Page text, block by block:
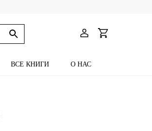
ВСЕ КНИГИ О НАС